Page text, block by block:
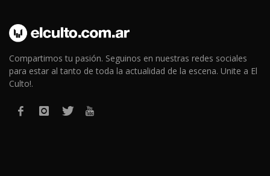
Compartimos tu pasión. Seguinos en nuestras redes sociales
para estar al tanto de toda la actualidad de la escena. Unite a El
Culto!.